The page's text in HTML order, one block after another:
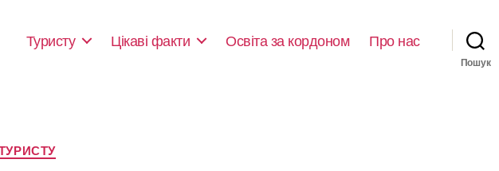
Туристу Цікаві факти Освіта за кордоном Про нас
Пошук